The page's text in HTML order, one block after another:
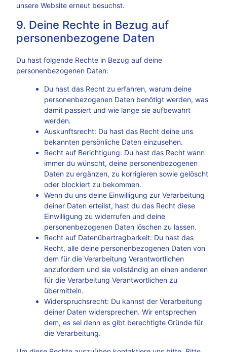
unsere Website erneut besuchst.
9. Deine Rechte in Bezug auf
personenbezogene Daten
Du hast folgende Rechte in Bezug auf deine
personenbezogenen Daten:
Du hast das Recht zu erfahren, warum deine
personenbezogenen Daten benötigt werden, was
damit passiert und wie lange sie aufbewahrt
werden.
Auskunftsrecht: Du hast das Recht deine uns
bekannten persönliche Daten einzusehen.
Recht auf Berichtigung: Du hast das Recht wann
immer du wünscht, deine personenbezogenen
Daten zu ergänzen, zu korrigieren sowie gelöscht
oder blockiert zu bekommen.
Wenn du uns deine Einwilligung zur Verarbeitung
deiner Daten erteilst, hast du das Recht diese
Einwilligung zu widerrufen und deine
personenbezogenen Daten löschen zu lassen.
Recht auf Datenübertragbarkeit: Du hast das
Recht, alle deine personenbezogenen Daten von
dem für die Verarbeitung Verantwortlichen
anzufordern und sie vollständig an einen anderen
für die Verarbeitung Verantwortlichen zu
übermitteln.
Widerspruchsrecht: Du kannst der Verarbeitung
deiner Daten widersprechen. Wir entsprechen
dem, es sei denn es gibt berechtigte Gründe für
die Verarbeitung.